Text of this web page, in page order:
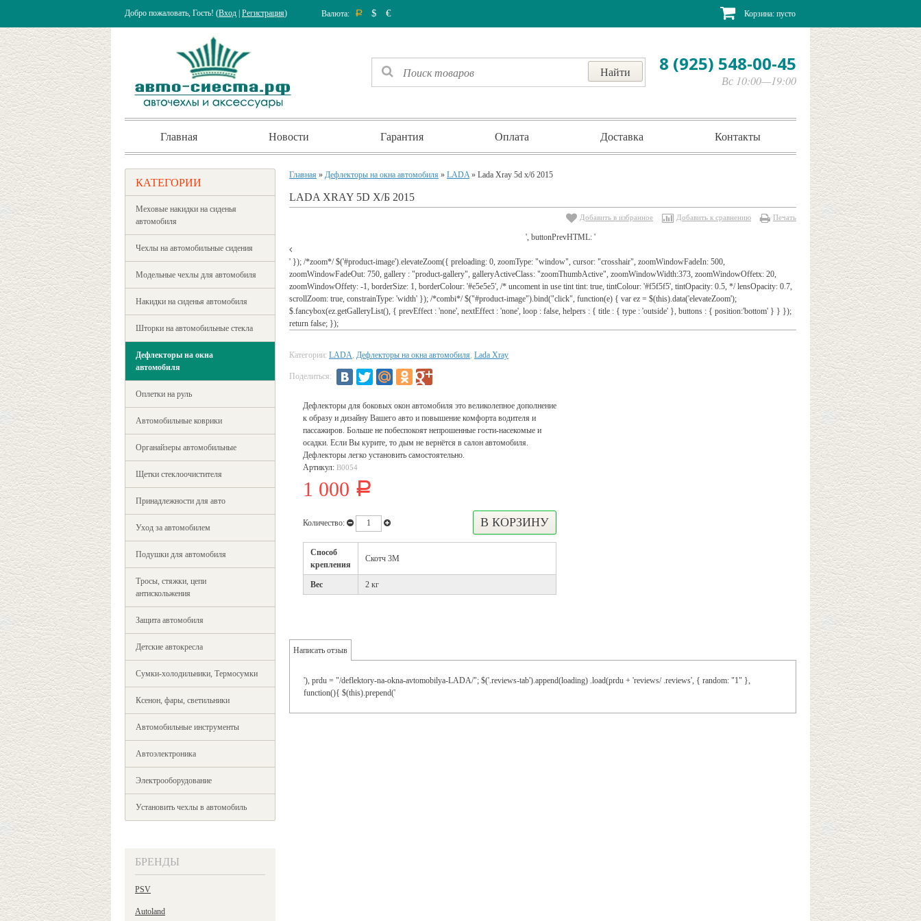
Добро пожаловать, Гость! (Вход Регистрация) Валюта: Р $ € Корзина: пусто
8 (925) 548-00-45
Вс 10:00—19:00
Главная Новости Гарантия Оплата Доставка Контакты
КАТЕГОРИИ
Меховые накидки на сиденья
автомобиля
Чехлы на автомобильные сидения
Модельные чехлы для автомобиля
Накидки на сиденья автомобиля
Шторки на автомобильные стекла
Дефлекторы на окна
автомобиля
Оплетки на руль
Автомобильные коврики
Органайзеры автомобильные
Щетки стеклоочистителя
Принадлежности для авто
Уход за автомобилем
Подушки для автомобиля
Тросы, стяжки, цепи
антискольжения
Защита автомобиля
Детские автокресла
Сумки-холодильники, Термосумки
Ксенон, фары, светильники
Автомобильные инструменты
Автоэлектроника
Электрооборудование
Установить чехлы в автомобиль
БРЕНДЫ
PSV
Autoland
Главная » Дефлекторы на окна автомобиля » LADA» Lada Xray 5d х/б 2015
LADA XRAY 5D Х/Б 2015
Добавить в избранное Добавить к сравнению Печать
', buttonPrevHTML: '
' }); /*zoom*/ $('#product-image').elevateZoom({ preloading: 0, zoomType: "window", cursor: "crosshair", zoomWindowFadeIn: 500,
zoomWindowFadeOut: 750, gallery : "product-gallery", galleryActiveClass: "zoomThumbActive", zoomWindowWidth:373, zoomWindowOffetx: 20,
zoomWindowOffety: -1, borderSize: 1, borderColour: '#e5e5e5', /* uncoment in use tint tint: true, tintColour: '#f5f5f5', tintOpacity: 0.5, */ lensOpacity: 0.7,
scrollZoom: true, constrainType: 'width' }); /*combi*/ $("#product-image").bind("click", function(e) { var ez = $(this).data('elevateZoom');
$.fancybox(ez.getGalleryList(), { prevEffect : 'none', nextEffect : 'none', loop : false, helpers : { title : { type : 'outside' }, buttons : { position:'bottom' } } });
return false; });
Категории: LADA, Дефлекторы на окна автомобиля, Lada Xray
Поделиться:
Дефлекторы для боковых окон автомобиля это великолепное дополнение
к образу и дизайну Вашего авто и повышение комфорта водителя и
пассажиров. Больше не побеспокоят непрошенные гости-насекомые и
осадки. Если Вы курите, то дым не вернётся в салон автомобиля.
Дефлекторы легко установить самостоятельно.
Артикул: В0054
1 000 Р
Количество:
Способ
крепления
Скотч 3М
Вес 2 кг
Написать отзыв
'), prdu = "/deflektory-na-okna-avtomobilya-LADA/"; $('.reviews-tab').append(loading) .load(prdu + 'reviews/ .reviews', { random: "1" },
function(){ $(this).prepend('